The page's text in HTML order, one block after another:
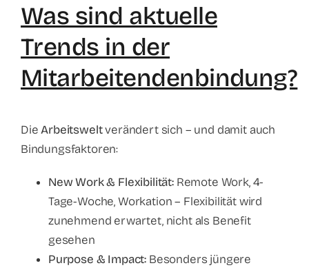
Was sind aktuelle
Trends in der
Mitarbeitendenbindung?
DieArbeitsweltverändert sich – und damit auch
Bindungsfaktoren:
New Work & Flexibilität:Remote Work, 4-
Tage-Woche, Workation – Flexibilität wird
zunehmend erwartet, nicht als Benefit
gesehen
Purpose & Impact: Besonders jüngere